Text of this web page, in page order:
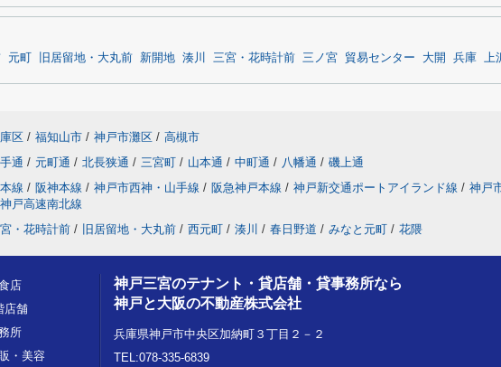
元町 旧居留地・大丸前 新開地 湊川 三宮・花時計前 三ノ宮 貿易センター 大開 兵庫 上
区 / 福知山市 / 神戸市灘区 / 高槻市
通 / 元町通 / 北長狭通 / 三宮町 / 山本通 / 中町通 / 八幡通 / 磯上通
線 / 阪神本線 / 神戸市西神・山手線 / 阪急神戸本線 / 神戸新交通ポートアイランド線 / 神戸
神戸高速南北線
・花時計前 / 旧居留地・大丸前 / 西元町 / 湊川 / 春日野道 / みなと元町 / 花隈
店
店舗
所
・美容
神戸三宮のテナント・貸店舗・貸事務所なら
神戸と大阪の不動産株式会社
兵庫県神戸市中央区加納町３丁目２－２
TEL:078-335-6839